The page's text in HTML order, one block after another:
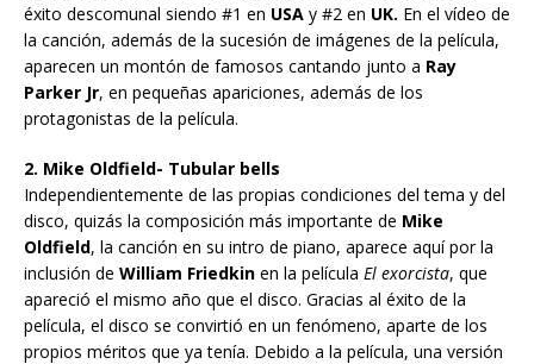
éxito descomunal siendo #1 en USA y #2 en UK. En el vídeo de
la canción, además de la sucesión de imágenes de la película,
aparecen un montón de famosos cantando junto a Ray
Parker Jr, en pequeñas apariciones, además de los
protagonistas de la película.
2. Mike Oldfield- Tubular bells
Independientemente de las propias condiciones del tema y del
disco, quizás la composición más importante de Mike
Oldfield, la canción en su intro de piano, aparece aquí por la
inclusión de William Friedkin en la película El exorcista, que
apareció el mismo año que el disco. Gracias al éxito de la
película, el disco se convirtió en un fenómeno, aparte de los
propios méritos que ya tenía. Debido a la película, una versión